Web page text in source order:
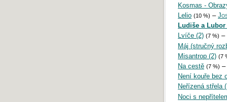
Kosmas -
Lelio (10 %) –
Ludiše a
Lvíče (2) (7 %) –
Máj (stručný
Misantrop (2) (7
Na cestě (7 %) –
Není kouře bez
Neřízená střela
Noci s